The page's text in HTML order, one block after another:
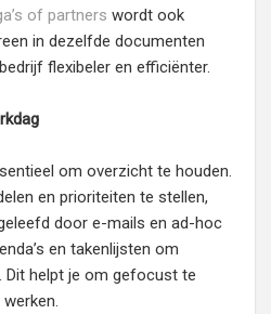
of partners wordt ook
in dezelfde documenten
flexibeler en efficiënter.
om overzicht te houden.
en prioriteiten te stellen,
door e-mails en ad-hoc
en takenlijsten om
Dit helpt je om gefocust te